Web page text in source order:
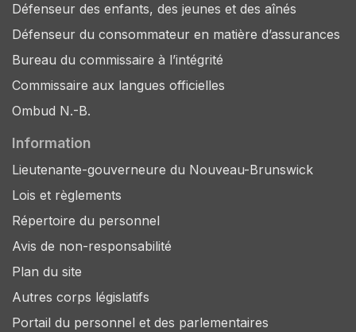
Défenseur des enfants, des jeunes et des aînés
Défenseur du consommateur en matière d’assurances
Bureau du commissaire à l’intégrité
Commissaire aux langues officielles
Ombud N.-B.
Information
Lieutenante-gouverneure du Nouveau-Brunswick
Lois et règlements
Répertoire du personnel
Avis de non-responsabilité
Plan du site
Autres corps législatifs
Portail du personnel et des parlementaires